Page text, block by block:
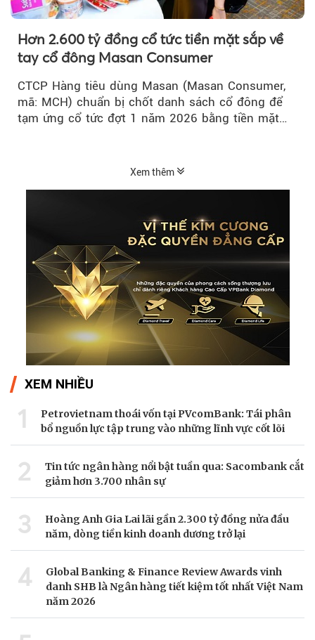
Hơn 2.600 tỷ đồng cổ tức tiền mặt sắp về
tay cổ đông Masan Consumer
CTCP Hàng tiêu dùng Masan (Masan Consumer,
mã: MCH) chuẩn bị chốt danh sách cổ đông để
tạm ứng cổ tức đợt 1 năm 2026 bằng tiền mặt
Xem thêm
XEM NHIỀU
1
Petrovietnam thoái vốn tại PVcomBank: Tái phân
bổ nguồn lực tập trung vào những lĩnh vực cốt lõi
2
Tin tức ngân hàng nổi bật tuần qua: Sacombank cắt
giảm hơn 3.700 nhân sự
3
Hoàng Anh Gia Lai lãi gần 2.300 tỷ đồng nửa đầu
năm, dòng tiền kinh doanh dương trở lại
4
Global Banking & Finance Review Awards vinh
danh SHB là Ngân hàng tiết kiệm tốt nhất Việt Nam
năm 2026